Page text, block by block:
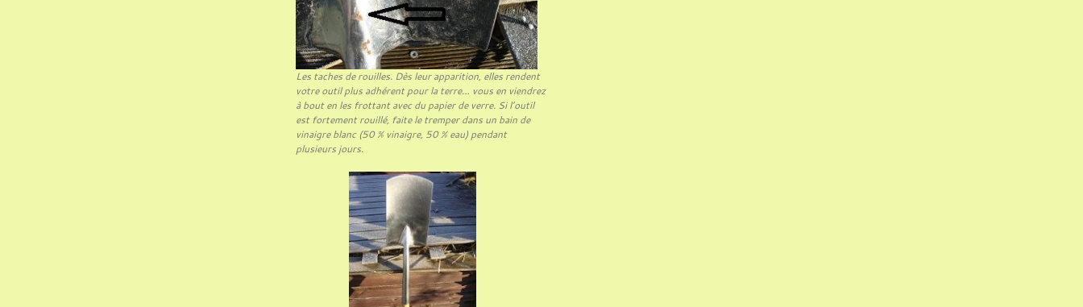
Les taches de rouilles. Dès leur apparition, elles rendent
votre outil plus adhérent pour la terre… vous en viendrez
à bout en les frottant avec du papier de verre. Si l’outil
est fortement rouillé, faite le tremper dans un bain de
vinaigre blanc (50 % vinaigre, 50 % eau) pendant
plusieurs jours.